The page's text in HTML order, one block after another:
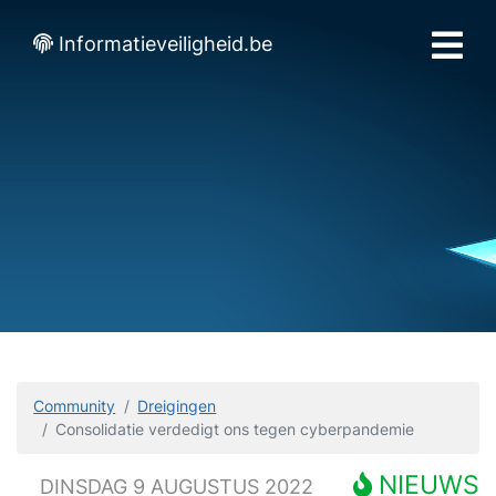
Informatieveiligheid.be
Community
Dreigingen
Consolidatie verdedigt ons tegen cyberpandemie
NIEUWS
DINSDAG 9 AUGUSTUS 2022